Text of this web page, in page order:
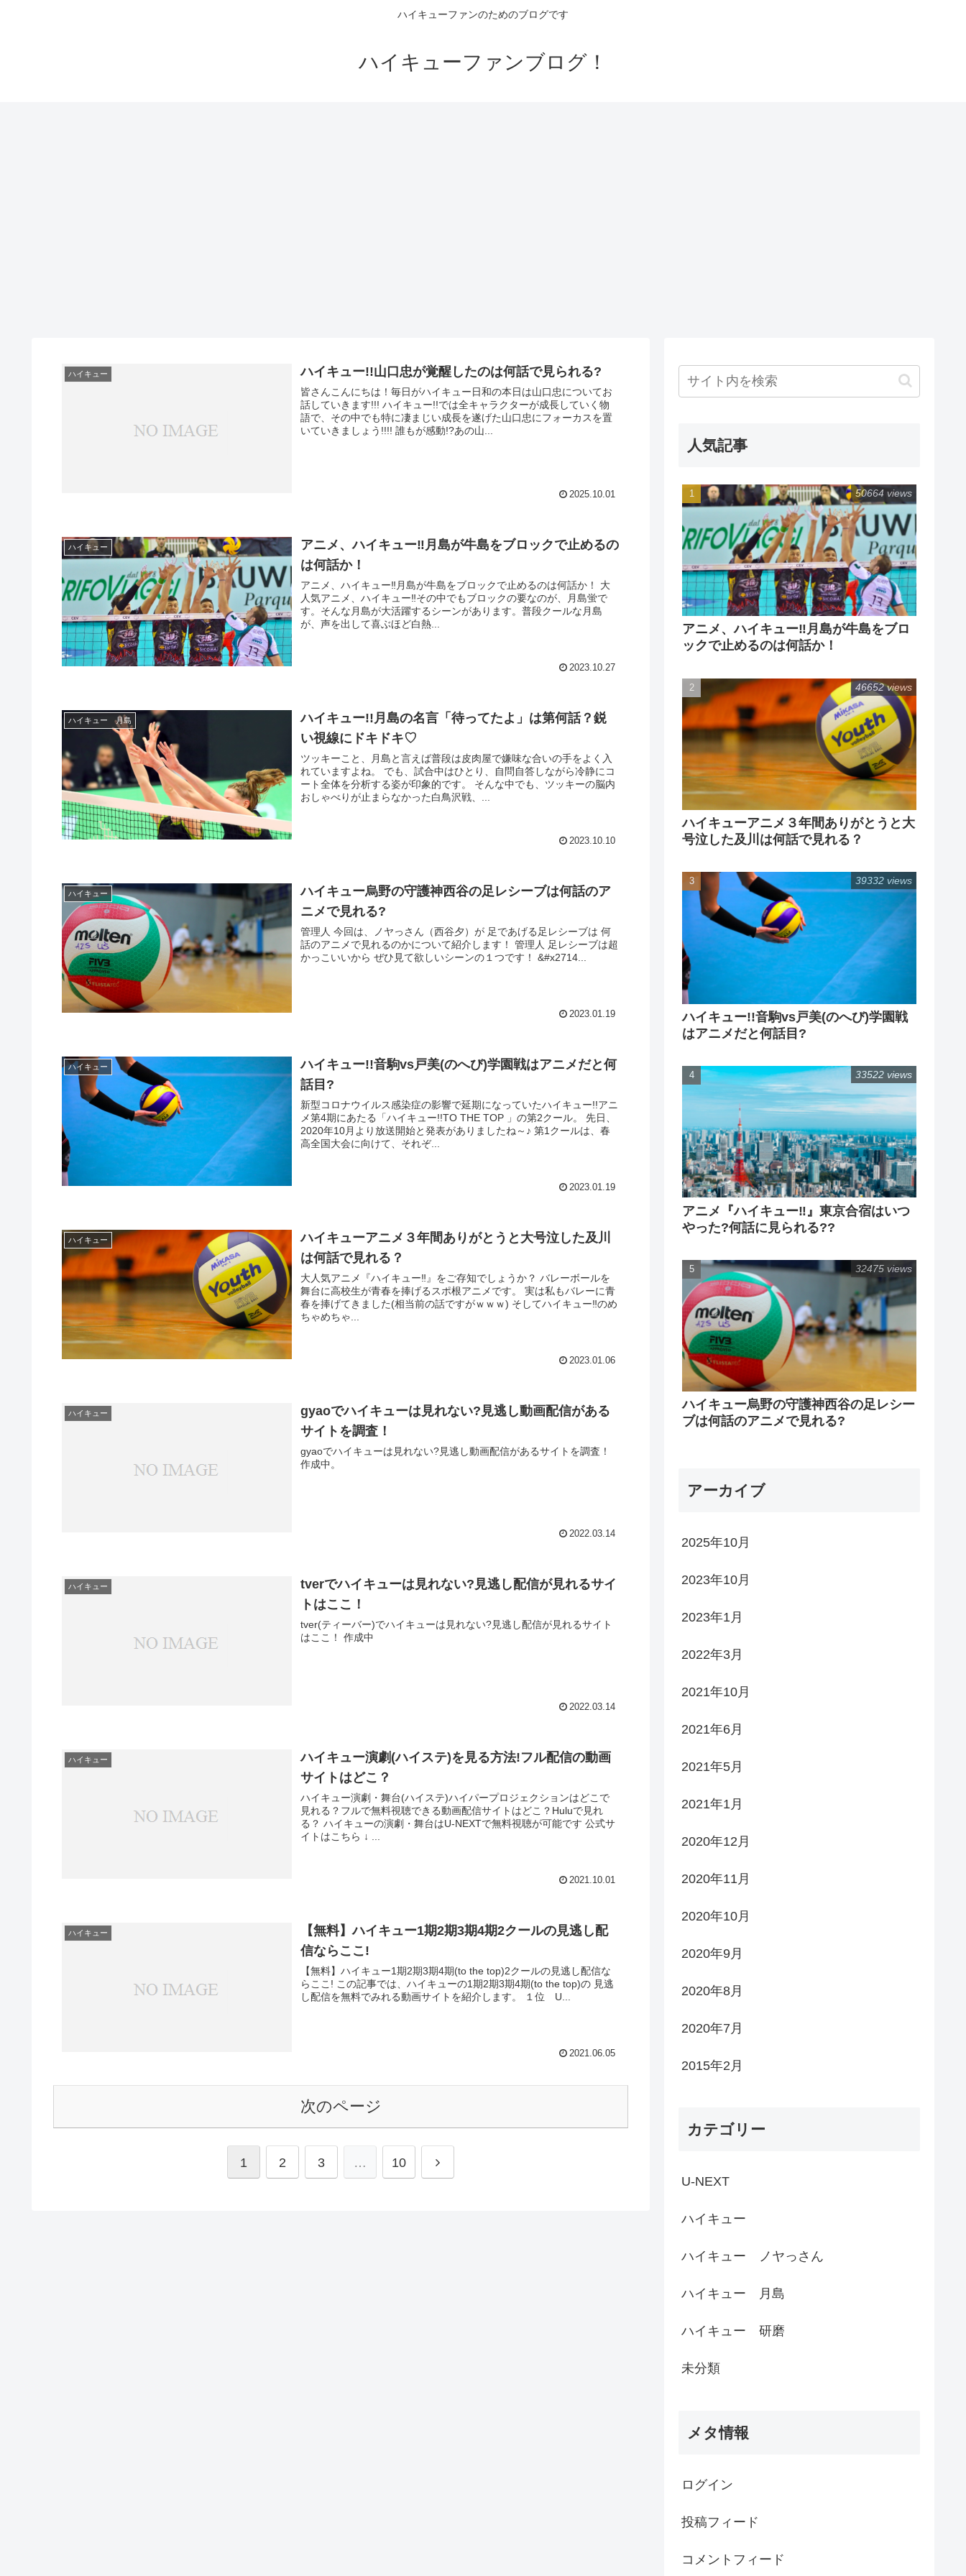
ハイキューファンのためのブログです
ハイキューファンブログ！
ハイキュー ハイキュー!!山口忠が覚醒したのは何話で見られる?
皆さんこんにちは！毎日がハイキュー日和の本日は山口忠についてお
話していきます!!! ハイキュー!!では全キャラクターが成長していく物
語で、その中でも特に凄まじい成長を遂げた山口忠にフォーカスを置
いていきましょう!!!! 誰もが感動!?あの山...
2025.10.01
ハイキュー
アニメ、ハイキュー‼月島が牛島をブロックで止めるの
は何話か！
アニメ、ハイキュー‼月島が牛島をブロックで止めるのは何話か！ 大
人気アニメ、ハイキュー‼その中でもブロックの要なのが、月島蛍で
す。そんな月島が大活躍するシーンがあります。普段クールな月島
が、声を出して喜ぶほど白熱...
2023.10.27
ハイキュー 月島
ハイキュー!!月島の名言「待ってたよ」は第何話？鋭
い視線にドキドキ♡
ツッキーこと、月島と言えば普段は皮肉屋で嫌味な合いの手をよく入
れていますよね。 でも、試合中はひとり、自問自答しながら冷静にコ
ート全体を分析する姿が印象的です。 そんな中でも、ツッキーの脳内
おしゃべりが止まらなかった白鳥沢戦、...
2023.10.10
ハイキュー
ハイキュー烏野の守護神西谷の足レシーブは何話のア
ニメで見れる?
管理人 今回は、ノヤっさん（西谷夕）が 足であげる足レシーブは 何
話のアニメで見れるのかについて紹介します！ 管理人 足レシーブは超
かっこいいから ぜひ見て欲しいシーンの１つです！ &#x2714...
2023.01.19
ハイキュー
ハイキュー!!音駒vs戸美(のへび)学園戦はアニメだと何
話目?
新型コロナウイルス感染症の影響で延期になっていたハイキュー!!アニ
メ第4期にあたる「ハイキュー!!TO THE TOP 」の第2クール。 先日、
2020年10月より放送開始と発表がありましたね～♪ 第1クールは、春
高全国大会に向けて、それぞ...
2023.01.19
ハイキュー
ハイキューアニメ３年間ありがとうと大号泣した及川
は何話で見れる？
大人気アニメ『ハイキュー‼』をご存知でしょうか？ バレーボールを
舞台に高校生が青春を捧げるスポ根アニメです。 実は私もバレーに青
春を捧げてきました(相当前の話ですがｗｗｗ) そしてハイキュー‼のめ
ちゃめちゃ...
2023.01.06
ハイキュー
gyaoでハイキューは見れない?見逃し動画配信がある
サイトを調査！
gyaoでハイキューは見れない?見逃し動画配信があるサイトを調査！
作成中。
2022.03.14
ハイキュー
tverでハイキューは見れない?見逃し配信が見れるサイ
トはここ！
tver(ティーバー)でハイキューは見れない?見逃し配信が見れるサイト
はここ！ 作成中
2022.03.14
ハイキュー
ハイキュー演劇(ハイステ)を見る方法!フル配信の動画
サイトはどこ？
ハイキュー演劇・舞台(ハイステ)ハイパープロジェクションはどこで
見れる？フルで無料視聴できる動画配信サイトはどこ？Huluで見れ
る？ ハイキューの演劇・舞台はU-NEXTで無料視聴が可能です 公式サ
イトはこちら ↓ ...
2021.10.01
ハイキュー
【無料】ハイキュー1期2期3期4期2クールの見逃し配
信ならここ!
【無料】ハイキュー1期2期3期4期(to the top)2クールの見逃し配信な
らここ! この記事では、ハイキューの1期2期3期4期(to the top)の 見逃
し配信を無料でみれる動画サイトを紹介します。 １位 U...
2021.06.05
次のページ
1 2 3 … 10
人気記事
アニメ、ハイキュー‼月島が牛島をブロ
ックで止めるのは何話か！
50664 views
ハイキューアニメ３年間ありがとうと大
号泣した及川は何話で見れる？
46652 views
ハイキュー!!音駒vs戸美(のへび)学園戦
はアニメだと何話目?
39332 views
アニメ『ハイキュー‼』東京合宿はいつ
やった?何話に見られる??
33522 views
ハイキュー烏野の守護神西谷の足レシー
ブは何話のアニメで見れる?
32475 views
アーカイブ
2025年10月
2023年10月
2023年1月
2022年3月
2021年10月
2021年6月
2021年5月
2021年1月
2020年12月
2020年11月
2020年10月
2020年9月
2020年8月
2020年7月
2015年2月
カテゴリー
U-NEXT
ハイキュー
ハイキュー ノヤっさん
ハイキュー 月島
ハイキュー 研磨
未分類
メタ情報
ログイン
投稿フィード
コメントフィード